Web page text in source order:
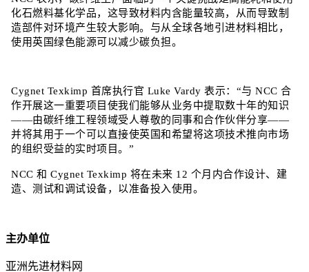
化石燃料基化学品，这导致材料内含能量较高，从而导致制
造部件对环境产生较大影响。与从全球各地引进材料相比，
使用英国绿色能源可以减少碳负担。
Cygnet Texkimp 首席执行官 Luke Vardy 表示：“与 NCC 合
作开展这一重要项目使我们能够从业务中提取数十年的知识
——由碳纤维工程领域受人尊敬的同事和合作伙伴分享——
并将其用于一个可以直接使英国和希望将这项技术推向市场
的组织受益的实时项目。”
NCC 和 Cygnet Texkimp 将在未来 12 个月内合作设计、建
造、测试和调试设备，以准备投入使用。
主办单位
亚洲先进材料网